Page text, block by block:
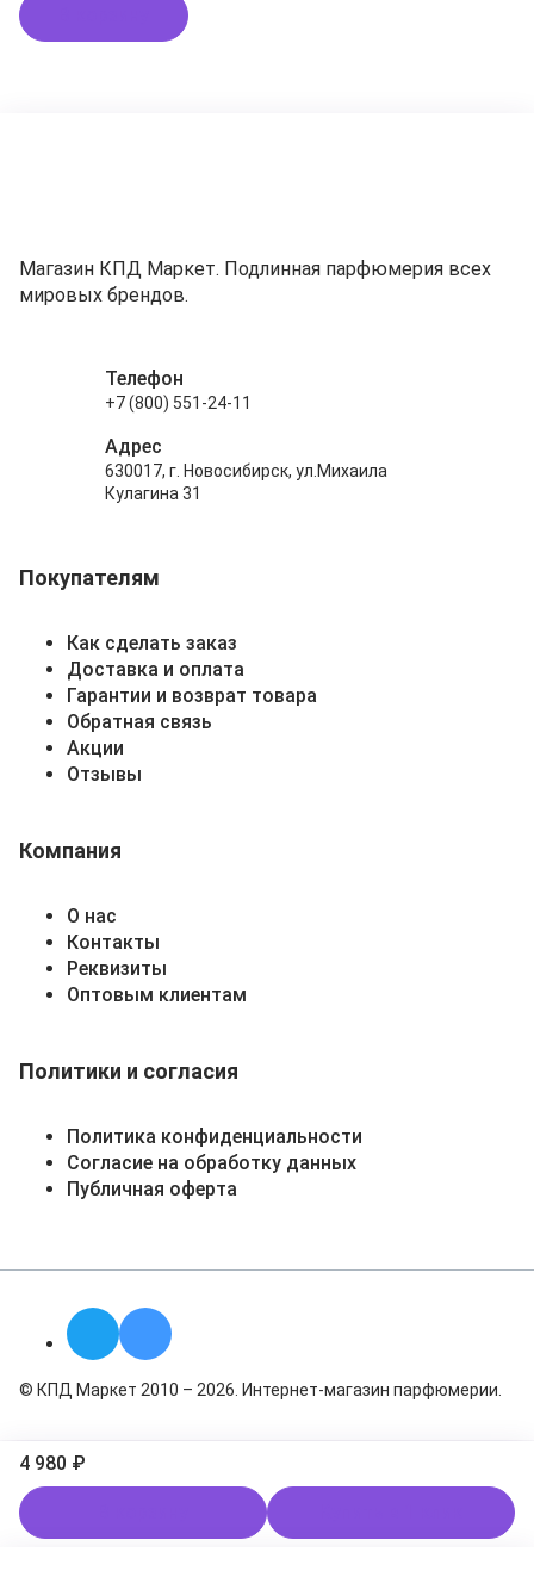
4 980 ₽
Магазин КПД Маркет. Подлинная парфюмерия всех
мировых брендов.
Покупателям
Как сделать заказ
Доставка и оплата
Гарантии и возврат товара
Обратная связь
Акции
Отзывы
Компания
О нас
Контакты
Реквизиты
Оптовым клиентам
Политики и согласия
Политика конфиденциальности
Согласие на обработку данных
Публичная оферта
Телефон
+7 (800) 551-24-11
Адрес
630017, г. Новосибирск, ул.Михаила
Кулагина 31
© КПД Маркет 2010 – 2026. Интернет-магазин парфюмерии.